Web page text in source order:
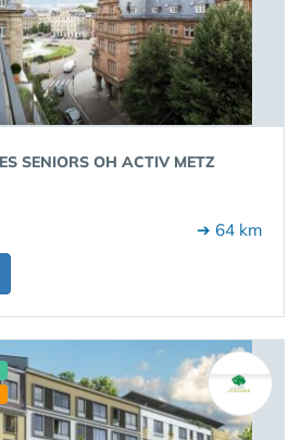
SENIORS OH ACTIV METZ
➔ 64 km